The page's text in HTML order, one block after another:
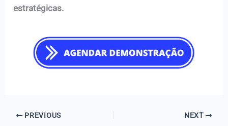
estratégicas.
PREVIOUS NEXT